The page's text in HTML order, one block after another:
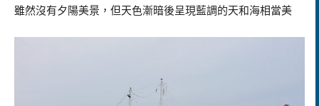
雖然沒有夕陽美景，但天色漸暗後呈現藍調的天和海相當美